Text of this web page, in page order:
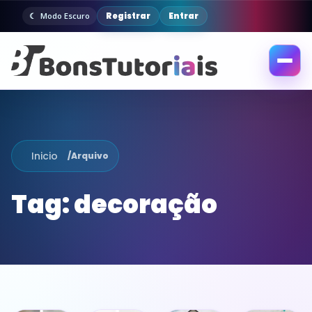
Modo Escuro Registrar Entrar
Abrir
Inicio /Arquivo
Tag:decoração